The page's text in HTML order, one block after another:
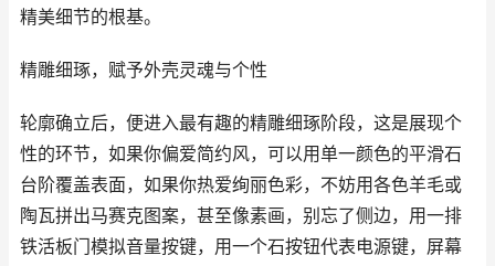
精美细节的根基。
精雕细琢，赋予外壳灵魂与个性
轮廓确立后，便进入最有趣的精雕细琢阶段，这是展现个
性的环节，如果你偏爱简约风，可以用单一颜色的平滑石
台阶覆盖表面，如果你热爱绚丽色彩，不妨用各色羊毛或
陶瓦拼出马赛克图案，甚至像素画，别忘了侧边，用一排
铁活板门模拟音量按键，用一个石按钮代表电源键，屏幕